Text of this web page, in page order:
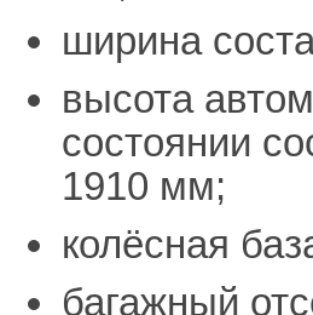
ширина
высота
состоянии
1910 мм;
колёсная
багажный